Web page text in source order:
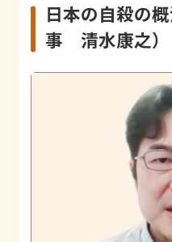
日本の自殺の
事 清水康之）